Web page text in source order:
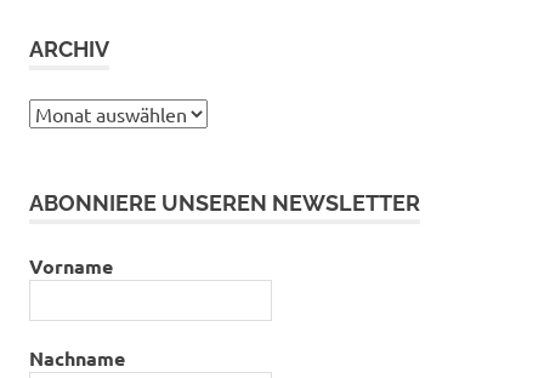
ARCHIV
Archiv
ABONNIERE UNSEREN NEWSLETTER
Vorname
Nachname